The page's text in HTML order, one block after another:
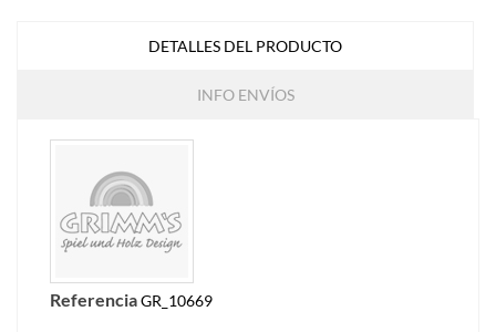
DETALLES DEL PRODUCTO
INFO ENVÍOS
ReferenciaGR_10669